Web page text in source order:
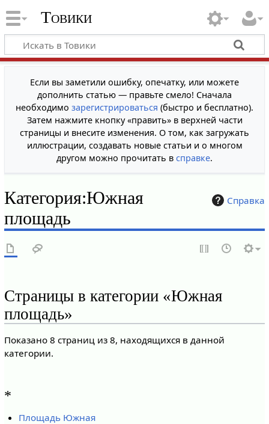
Товики
Если вы заметили ошибку, опечатку, или можете
дополнить статью — правьте смело! Сначала
необходимо зарегистрироваться (быстро и бесплатно).
Затем нажмите кнопку «править» в верхней части
страницы и внесите изменения. О том, как загружать
иллюстрации, создавать новые статьи и о многом
другом можно прочитать в справке.
Справка
Категория:Южная
площадь
Страницы в категории «Южная
площадь»
Показано 8 страниц из 8, находящихся в данной
категории.
*
Площадь Южная